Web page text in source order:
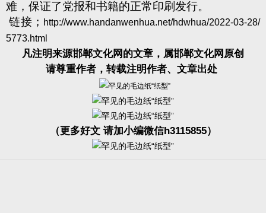
难，保证了党报和书籍的正常印刷发行。
链接； http://www.handanwenhua.net/hdwhua/2022-03-28/
5773.html
凡注明来源邯郸文化网的文章，属邯郸文化网原创
请尊重作者，转载注明作者、文章出处
（更多好文 请加小编微信h3115855）